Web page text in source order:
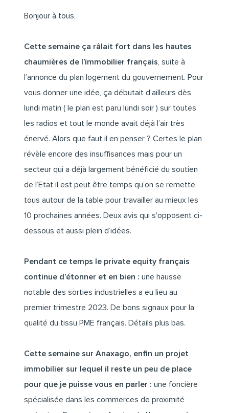
Bonjour à tous,
Cette semaine ça râlait fort dans les hautes
chaumières de l’immobilier français, suite à
l’annonce du plan logement du gouvernement. Pour
vous donner une idée, ça débutait d’ailleurs dès
lundi matin ( le plan est paru lundi soir ) sur toutes
les radios et tout le monde avait déjà l’air très
énervé. Alors que faut il en penser ? Certes le plan
révèle encore des insuffisances mais pour un
secteur qui a déjà largement bénéficié du soutien
de l’Etat il est peut être temps qu’on se remette
tous autour de la table pour travailler au mieux les
10 prochaines années. Deux avis qui s'opposent ci-
dessous et aussi plein d’idées.
Pendant ce temps le private equity français
continue d’étonner et en bien : une hausse
notable des sorties industrielles a eu lieu au
premier trimestre 2023. De bons signaux pour la
qualité du tissu PME français. Détails plus bas.
Cette semaine sur Anaxago, enfin un projet
immobilier sur lequel il reste un peu de place
pour que je puisse vous en parler : une foncière
spécialisée dans les commerces de proximité